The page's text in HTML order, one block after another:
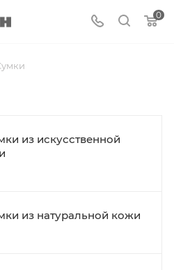
0
из искусственной
из натуральной кожи